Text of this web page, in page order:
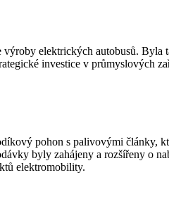
elektrických autobusů. Byla
investice v průmyslových
pohon s palivovými články,
byly zahájeny a rozšířeny o
elektromobility.